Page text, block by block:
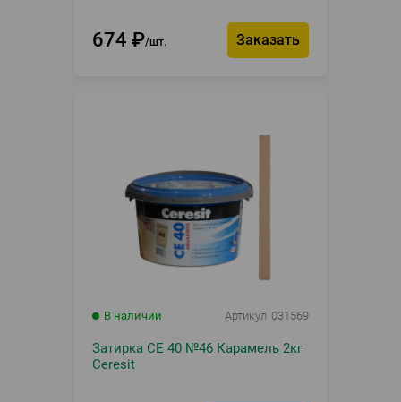
674 ₽ шт. Заказать
В наличии Артикул 031569
Затирка CE 40 №46 Карамель 2кг
Ceresit